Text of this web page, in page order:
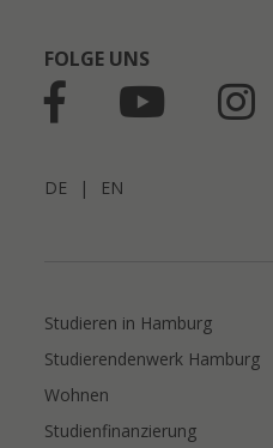
FOLGE UNS
DE | EN
Studieren in Hamburg
Studierendenwerk Hamburg
Wohnen
Studienfinanzierung